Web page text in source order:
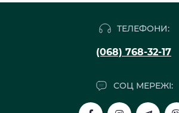
ТЕЛЕФОНИ:
(068) 768-32-17
СОЦ МЕРЕЖІ: